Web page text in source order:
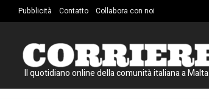
Pubblicità Contatto Collabora con noi
Il quotidiano online della comunità italiana a Malta